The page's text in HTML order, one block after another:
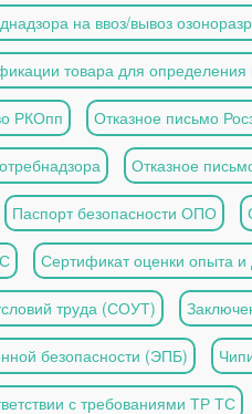
на ввоз/вывоз
товара для
РКОпп Отказное письмо
Отказное
Паспорт безопасности ОПО
Сертификат оценки опыта и
труда (СОУТ)
безопасности (ЭПБ)
с требованиями ТР ТС